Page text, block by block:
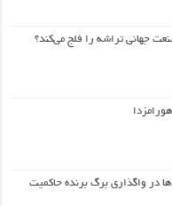
جهانی تراشه را فلج می‌کند؟
در واگذاری برگ برنده حاکمیت